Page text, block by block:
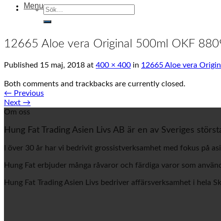
Sök
Menu
12665 Aloe vera Original 500ml OKF
Published 15 maj, 2018 at 400 × 400 in 12665 Aloe vera
Both comments and trackbacks are currently closed.
← Previous
Next →
Om oss
Hung Fat Trading Asien Livs AB är en av Sveriges
I över 30 år har vi bedrivit grossistverksamhet med fokus på
Hung Fat erbjuder många råvaror och färdiga varor som
Hung Fat Trading Asien Livs bedriver affärsverksamhet i hela